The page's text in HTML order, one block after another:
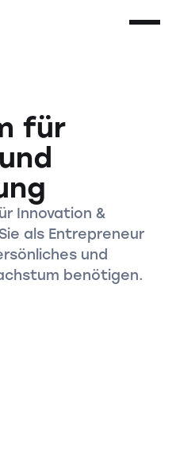
für
Innovation &
als Entrepreneur
und
benötigen.